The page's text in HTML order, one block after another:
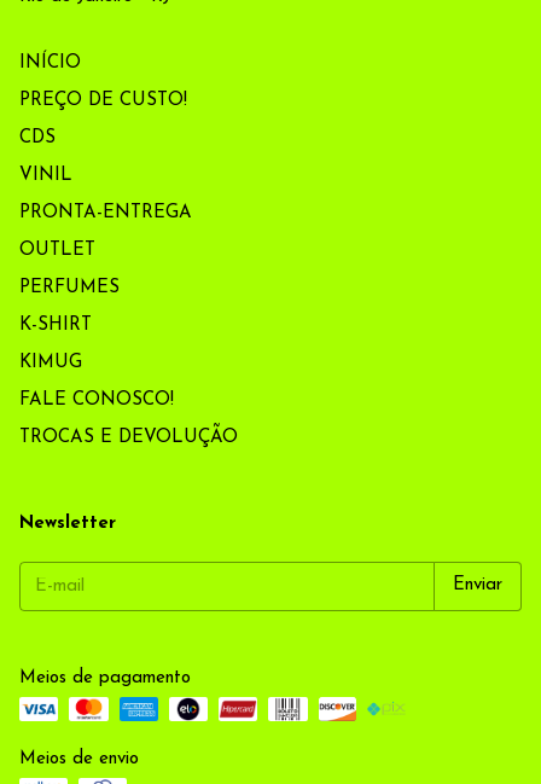
INÍCIO
PREÇO DE CUSTO!
CDS
VINIL
PRONTA-ENTREGA
OUTLET
PERFUMES
K-SHIRT
KIMUG
FALE CONOSCO!
TROCAS E DEVOLUÇÃO
Newsletter
Meios de pagamento
Meios de envio